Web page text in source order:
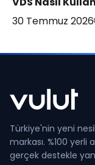
30 Temmuz 2026
Türkiye'nin yeni
markası. %100 yerli
gerçek destekle